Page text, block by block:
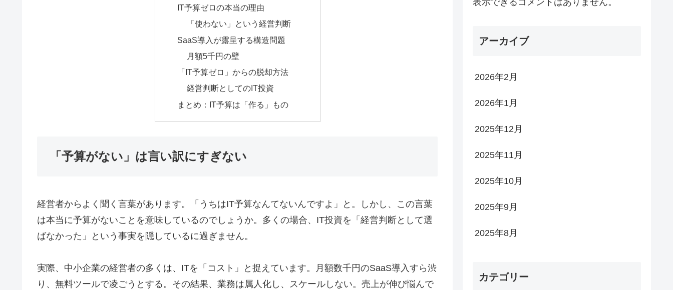
IT予算ゼロの本当の理由
「使わない」という経営判断
SaaS導入が露呈する構造問題
月額5千円の壁
「IT予算ゼロ」からの脱却方法
経営判断としてのIT投資
まとめ：IT予算は「作る」もの
「予算がない」は言い訳にすぎない
経営者からよく聞く言葉があります。「うちはIT予算なんてないんですよ」と。しかし、この言葉
は本当に予算がないことを意味しているのでしょうか。多くの場合、IT投資を「経営判断として選
ばなかった」という事実を隠しているに過ぎません。
実際、中小企業の経営者の多くは、ITを「コスト」と捉えています。月額数千円のSaaS導入すら渋
り、無料ツールで凌ごうとする。その結果、業務は属人化し、スケールしない。売上が伸び悩んで
アーカイブ
2026年2月
2026年1月
2025年12月
2025年11月
2025年10月
2025年9月
2025年8月
カテゴリー